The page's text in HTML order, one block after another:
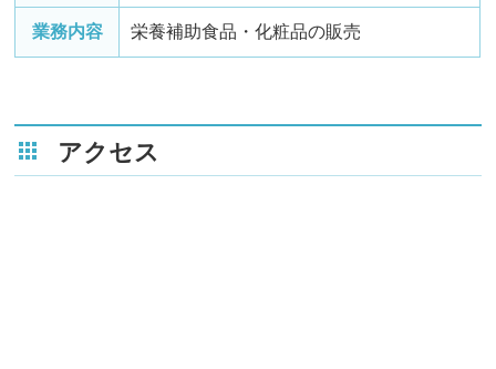
業務内容 栄養補助食品・化粧品の販売
アクセス